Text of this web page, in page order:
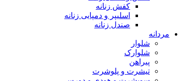
کفش زنانه
اسلیپر و دمپایی زنانه
صندل زنانه
مردانه
شلوار
شلوارک
پیراهن
تیشرت و پلوشرت